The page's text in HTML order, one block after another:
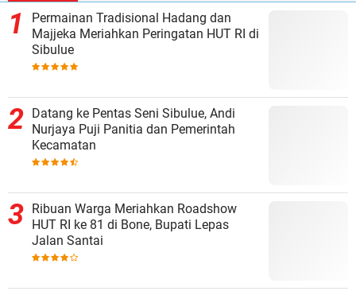
Permainan Tradisional Hadang dan
Majjeka Meriahkan Peringatan HUT RI di
Sibulue
Datang ke Pentas Seni Sibulue, Andi
Nurjaya Puji Panitia dan Pemerintah
Kecamatan
Ribuan Warga Meriahkan Roadshow
HUT RI ke 81 di Bone, Bupati Lepas
Jalan Santai